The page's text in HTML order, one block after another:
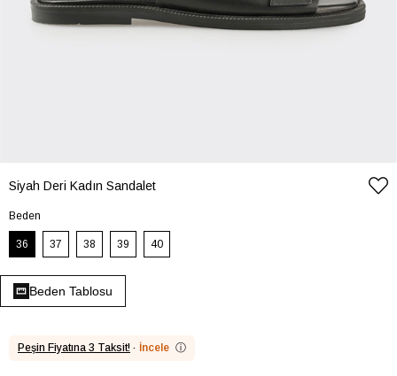
Siyah Deri Kadın Sandalet
Beden
36 37 38 39 40
Beden Tablosu
Peşin Fiyatına 3 Taksit! · İncele ⓘ